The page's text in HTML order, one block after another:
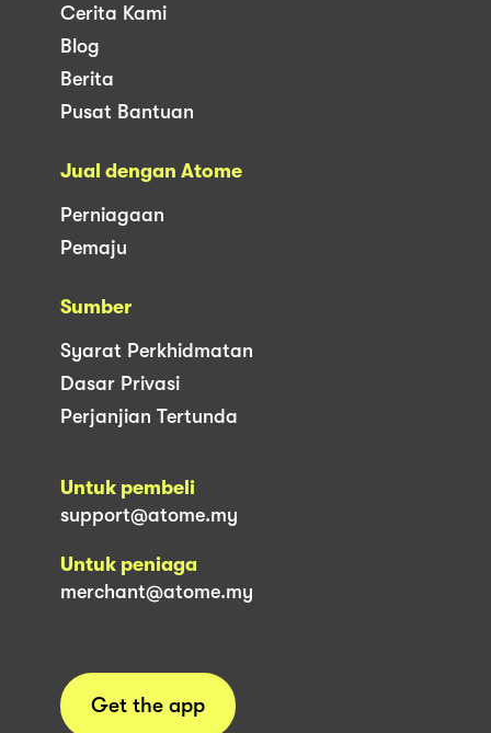
Cerita Kami
Blog
Berita
Pusat Bantuan
Jual dengan Atome
Perniagaan
Pemaju
Sumber
Syarat Perkhidmatan
Dasar Privasi
Perjanjian Tertunda
Untuk pembeli
support@atome.my
Untuk peniaga
merchant@atome.my
Get the app